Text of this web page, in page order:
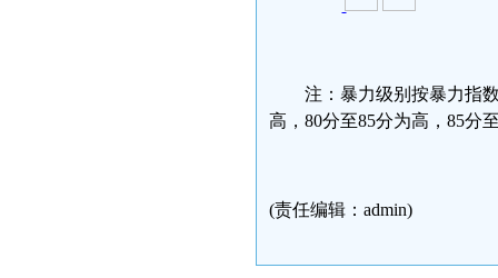
注：暴力级别按暴力指
高，80分至85分为高，85分
(责任编辑：admin)